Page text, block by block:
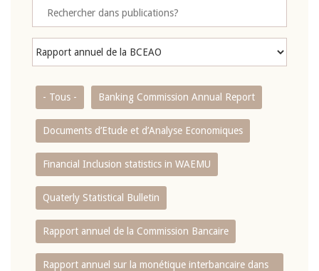
- Tous - Banking Commission Annual Report
Documents d’Etude et d’Analyse Economiques
Financial Inclusion statistics in WAEMU
Quaterly Statistical Bulletin
Rapport annuel de la Commission Bancaire
Rapport annuel sur la monétique interbancaire dans